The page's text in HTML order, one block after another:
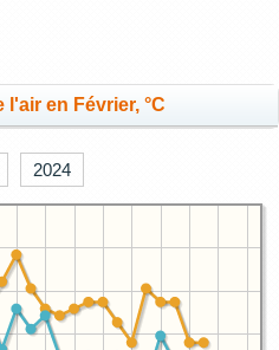
l'air en Février, °C
2024